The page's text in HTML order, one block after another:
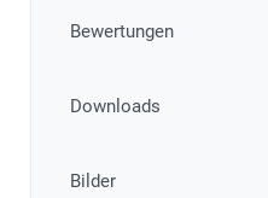
Bewertungen
Downloads
Bilder